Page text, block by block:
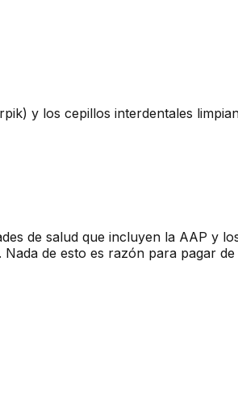
y los cepillos interdentales
de salud que incluyen la AAP y
. Nada de esto es razón para pagar